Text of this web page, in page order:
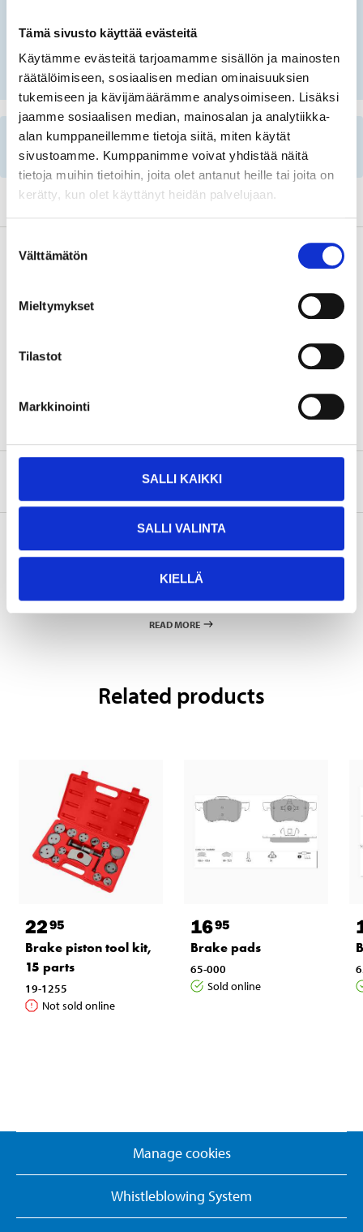
Tämä sivusto käyttää evästeitä
Käytämme evästeitä tarjoamamme sisällön ja mainosten
räätälöimiseen, sosiaalisen median ominaisuuksien
tukemiseen ja kävijämäärämme analysoimiseen. Lisäksi
jaamme sosiaalisen median, mainosalan ja analytiikka-
alan kumppaneillemme tietoja siitä, miten käytät
sivustoamme. Kumppanimme voivat yhdistää näitä
tietoja muihin tietoihin, joita olet antanut heille tai joita on
kerätty, kun olet käyttänyt heidän palvelujaan.
valinta
Välttämätön
Mieltymykset
Tilastot
Markkinointi
SALLI KAIKKI
SALLI VALINTA
KIELLÄ
No registration number?
SELECT CAR MANUALLY
Important information when searching for spare
parts by reg. number and service recommendations.
Safety instructions and other information
Art.65-176
About the manufacturer
Pay & Collect
Pay & Collect in your local store within 2 hours!
READ MORE
Related products
2295
Brake piston tool kit,
15 parts
19-1255
Not sold online
1695
Brake pads
65-000
Sold online
Manage cookies
Whistleblowing System